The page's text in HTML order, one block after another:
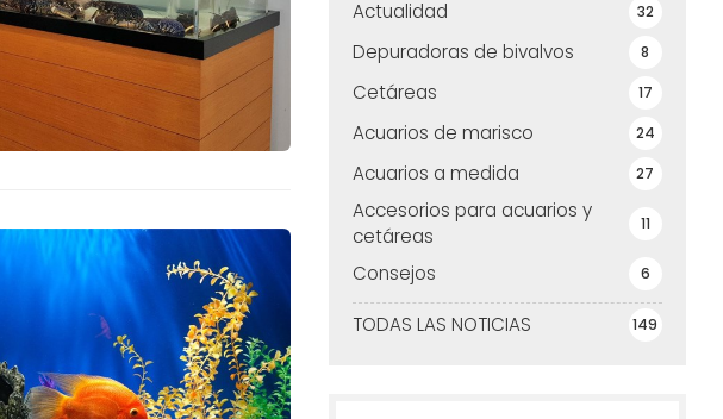
TODAS LAS NOTICIAS 149
Actualidad 32
Depuradoras de bivalvos 8
Cetáreas 17
Acuarios de marisco 24
Acuarios a medida 27
Accesorios para acuarios y
cetáreas
11
Consejos 6